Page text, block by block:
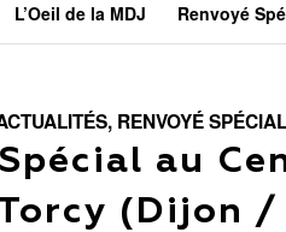
L’Oeil de la MDJ Renvoyé
, RENVOYÉ SPÉCIAL
au
(Dijon /